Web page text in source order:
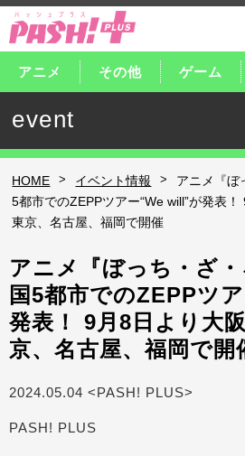
アニメ その他 ゲーム
event
HOME > イベント情報 >
アニメ『ぼ
5都市でのZEPPツアー“We will”が発表！
東京、名古屋、福岡で開催
アニメ『ぼっち・ざ
国5都市でのZEPPツ
発表！ 9月8日より大
京、名古屋、福岡で開
2024.05.04 <PASH! PLUS>
PASH! PLUS